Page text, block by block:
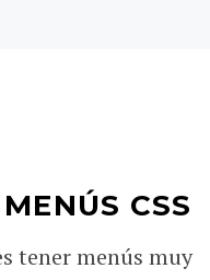
CSS
tener menús muy